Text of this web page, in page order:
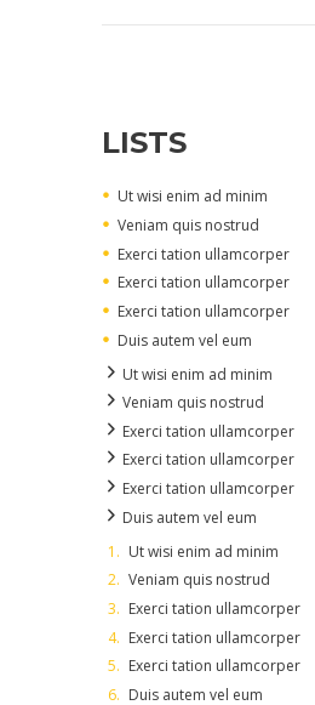
LISTS
Ut wisi enim ad minim
Veniam quis nostrud
Exerci tation ullamcorper
Exerci tation ullamcorper
Exerci tation ullamcorper
Duis autem vel eum
Ut wisi enim ad minim
Veniam quis nostrud
Exerci tation ullamcorper
Exerci tation ullamcorper
Exerci tation ullamcorper
Duis autem vel eum
Ut wisi enim ad minim
Veniam quis nostrud
Exerci tation ullamcorper
Exerci tation ullamcorper
Exerci tation ullamcorper
Duis autem vel eum